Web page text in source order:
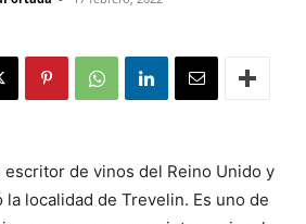
escritor de vinos del Reino Unido y
localidad de Trevelin. Es uno de